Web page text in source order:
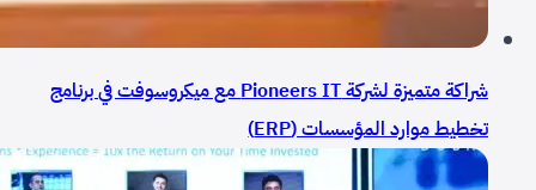
شراكة متميزة لشركة Pioneers IT مع ميكروسوفت في برنامج
تخطيط موارد المؤسسات (ERP)